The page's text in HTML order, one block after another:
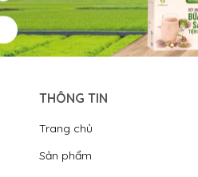
THÔNG TIN
Trang chủ
Sản phẩm